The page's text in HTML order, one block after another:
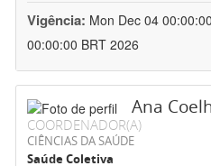
Vigência: Mon Dec 04
00:00:00 BRT 2026
Ana
COORDENADOR(A)
CIÊNCIAS DA SAÚDE
Saúde Coletiva